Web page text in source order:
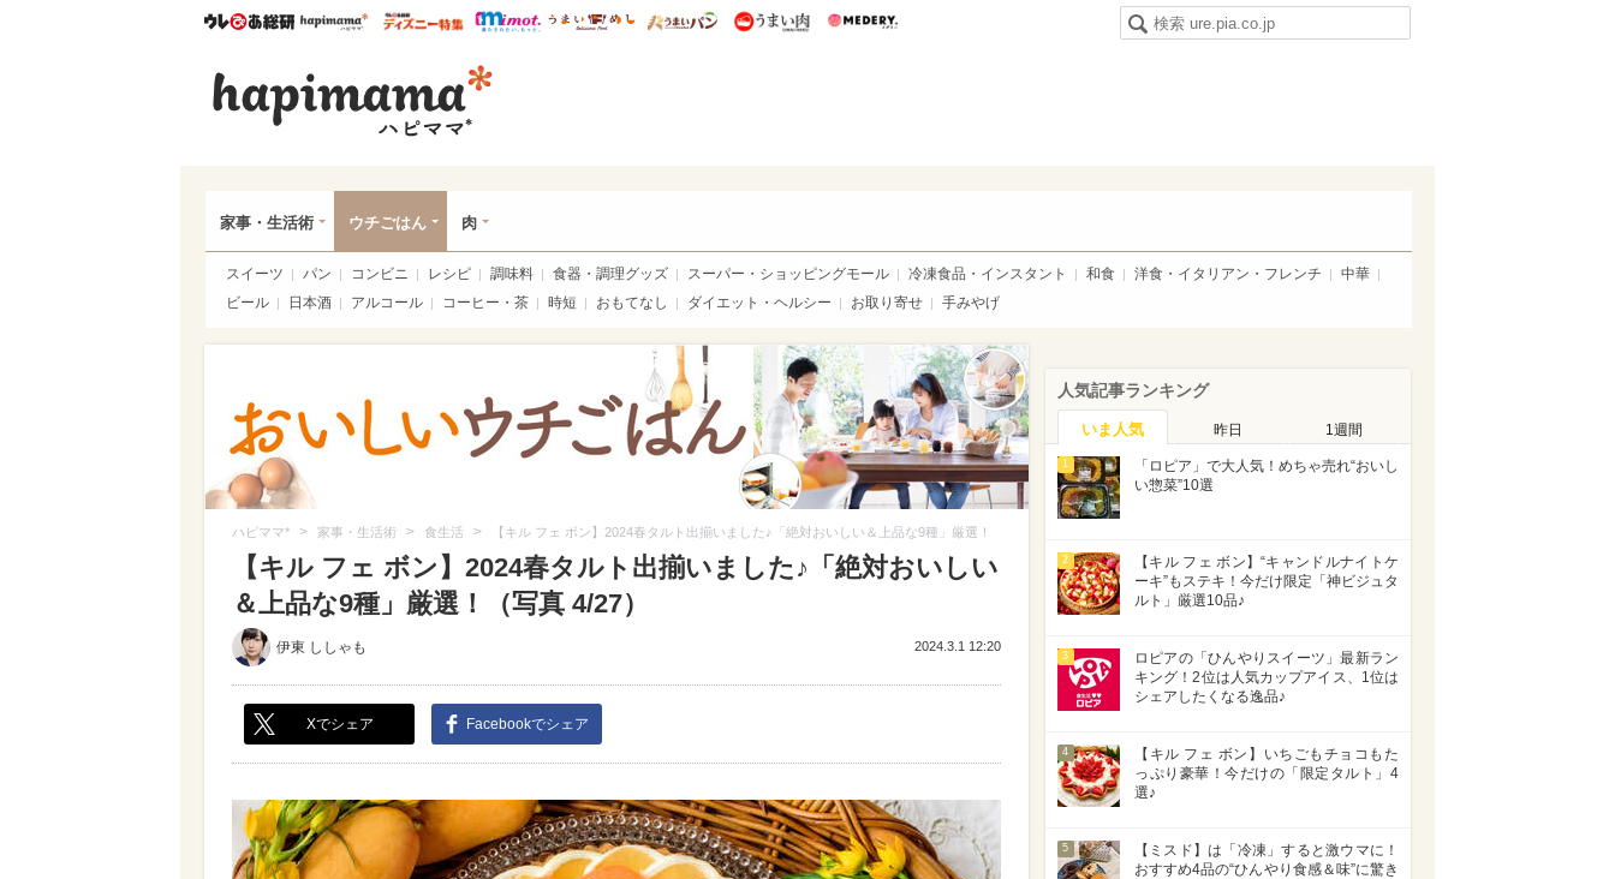
ウレぴあ総研ハピママ* ウレぴあ総研 ディズニー特集
mimot. うまいめし うまいパン うまい肉
家事・生活術 ウチごはん 肉
スイーツ パン コンビニ レシピ 調味料 食器・調理グッズ スーパー・ショッピングモール 冷凍食品・インスタント 和食 洋食・イタリアン・フレンチ
中華
ビール
日本酒 アルコール コーヒー・茶 時短 おもてなし ダイエット・ヘルシー お取り寄せ 手みやげ
ハピママ* > 家事・生活術 > 食生活 > 【キル フェ ボン】2024春タルト出揃いました♪「絶対おいしい＆上品な9種」厳選！
【キル フェ ボン】2024春タルト出揃いました♪「絶対おいしい
＆上品な9種」厳選！（写真 4/27）
伊東 ししゃも 2024.3.1 12:20
Xでシェア Facebookでシェア
人気記事ランキング
いま人気 昨日 1週間
1
「ロピア」で大人気！めちゃ売れ“おいし
い惣菜”10選
2
【キル フェ ボン】“キャンドルナイトケ
ーキ”もステキ！今だけ限定「神ビジュタ
ルト」厳選10品♪
3
ロピアの「ひんやりスイーツ」最新ラン
キング！2位は人気カップアイス、1位は
シェアしたくなる逸品♪
4
【キル フェ ボン】いちごもチョコもた
っぷり豪華！今だけの「限定タルト」4
選♪
5
【ミスド】は「冷凍」すると激ウマに！
おすすめ4品の“ひんやり食感＆味”に驚き